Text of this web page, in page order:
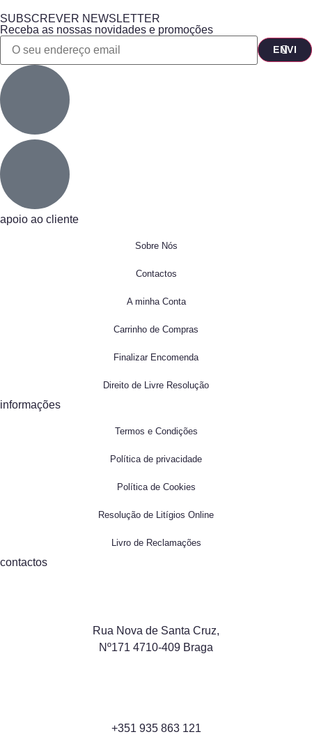
SUBSCREVER NEWSLETTER
Receba as nossas novidades e promoções
apoio ao cliente
Sobre Nós
Contactos
A minha Conta
Carrinho de Compras
Finalizar Encomenda
Direito de Livre Resolução
informações
Termos e Condições
Política de privacidade
Política de Cookies
Resolução de Litígios Online
Livro de Reclamações
contactos
Rua Nova de Santa Cruz,
Nº171 4710-409 Braga
+351 935 863 121